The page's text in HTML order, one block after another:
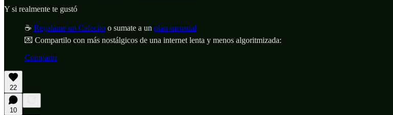
Y si realmente te gustó
☕ Regalame un Cafecito o sumate a un plan mensual
💌 Compartilo con más nostálgicos de una internet lenta y menos algoritmizada:
Compartir
22
10